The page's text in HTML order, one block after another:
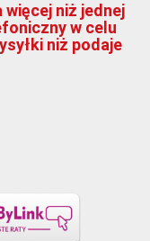
więcej niż jednej
w celu
niż podaje